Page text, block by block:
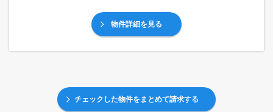
物件詳細を見る
チェックした物件をまとめて請求する